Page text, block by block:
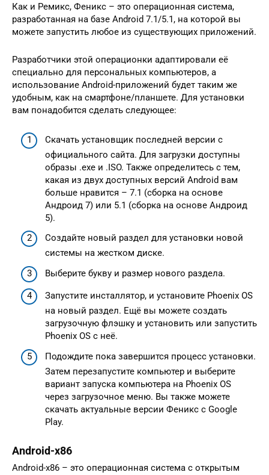
Как и Ремикс, Феникс – это операционная система,
разработанная на базе Android 7.1/5.1, на которой вы
можете запустить любое из существующих приложений.
Разработчики этой операционки адаптировали её
специально для персональных компьютеров, а
использование Android-приложений будет таким же
удобным, как на смартфоне/планшете. Для установки
вам понадобится сделать следующее:
Скачать установщик последней версии с
официального сайта. Для загрузки доступны
образы .exe и .ISO. Также определитесь с тем,
какая из двух доступных версий Android вам
больше нравится – 7.1 (сборка на основе
Андроид 7) или 5.1 (сборка на основе Андроид
5).
Создайте новый раздел для установки новой
системы на жестком диске.
Выберите букву и размер нового раздела.
Запустите инсталлятор, и установите Phoenix OS
на новый раздел. Ещё вы можете создать
загрузочную флэшку и установить или запустить
Phoenix OS с неё.
Подождите пока завершится процесс установки.
Затем перезапустите компьютер и выберите
вариант запуска компьютера на Phoenix OS
через загрузочное меню. Вы также можете
скачать актуальные версии Феникс с Google
Play.
Android-x86
Android-x86 – это операционная система с открытым